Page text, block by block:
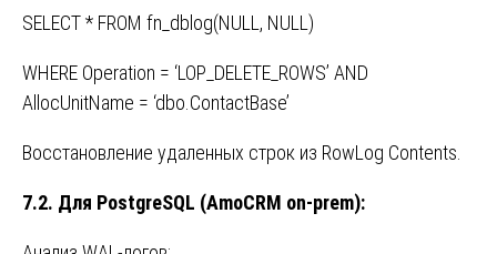
SELECT * FROM fn_dblog(NULL, NULL)
WHERE Operation = ‘LOP_DELETE_ROWS’ AND
AllocUnitName = ‘dbo.ContactBase’
Восстановление удаленных строк из RowLog Contents.
7.2. Для PostgreSQL (AmoCRM on-prem):